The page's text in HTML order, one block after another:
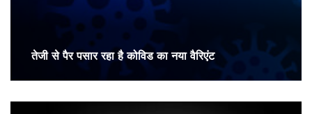
तेजी से पैर पसार रहा है कोविड का नया वैरिएंट